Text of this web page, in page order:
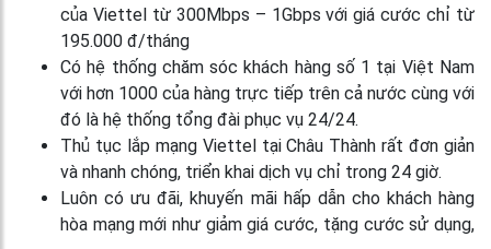
của Viettel từ 300Mbps – 1Gbps với giá cước chỉ từ
195.000 đ/tháng
Có hệ thống chăm sóc khách hàng số 1 tại Việt Nam
với hơn 1000 của hàng trực tiếp trên cả nước cùng với
đó là hệ thống tổng đài phục vụ 24/24.
Thủ tục lắp mạng Viettel tại Châu Thành rất đơn giản
và nhanh chóng, triển khai dịch vụ chỉ trong 24 giờ.
Luôn có ưu đãi, khuyến mãi hấp dẫn cho khách hàng
hòa mạng mới như giảm giá cước, tặng cước sử dụng,